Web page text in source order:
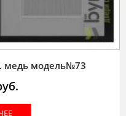
медь модель№73